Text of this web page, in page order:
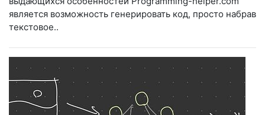
является возможность генерировать код, просто набрав
текстовое..